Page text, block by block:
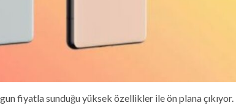
fiyatla sunduğu yüksek özellikler ile ön plana çıkıyor.